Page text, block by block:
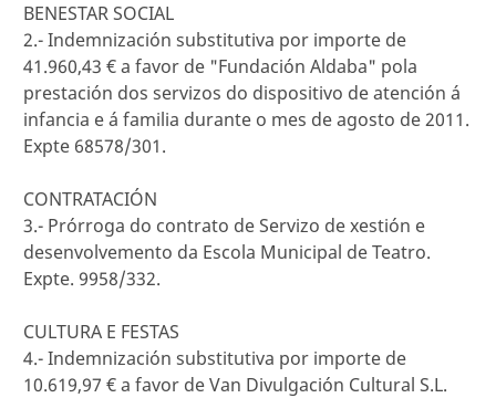
BENESTAR SOCIAL
2.- Indemnización substitutiva por importe de
41.960,43 € a favor de "Fundación Aldaba" pola
prestación dos servizos do dispositivo de atención á
infancia e á familia durante o mes de agosto de 2011.
Expte 68578/301.
CONTRATACIÓN
3.- Prórroga do contrato de Servizo de xestión e
desenvolvemento da Escola Municipal de Teatro.
Expte. 9958/332.
CULTURA E FESTAS
4.- Indemnización substitutiva por importe de
10.619,97 € a favor de Van Divulgación Cultural S.L.